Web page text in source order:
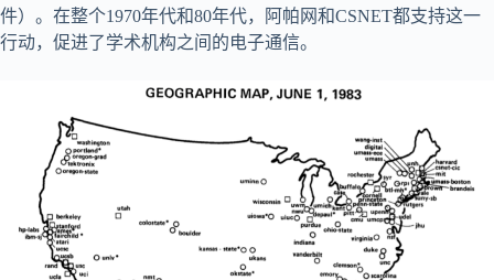
件）。在整个1970年代和80年代，阿帕网和CSNET都支持这一
行动，促进了学术机构之间的电子通信。